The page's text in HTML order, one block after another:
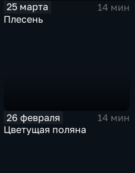
25 марта
14 мин
Плесень
26 февраля
14 мин
Цветущая поляна